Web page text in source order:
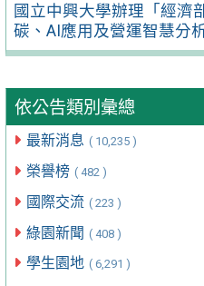
國立中興大學辦理「經濟
碳、AI應用及營運智慧分
依公告類別彙總
最新消息 ( 10,235 )
榮譽榜 ( 482 )
國際交流 ( 223 )
綠園新聞 ( 408 )
學生園地 ( 6,291 )